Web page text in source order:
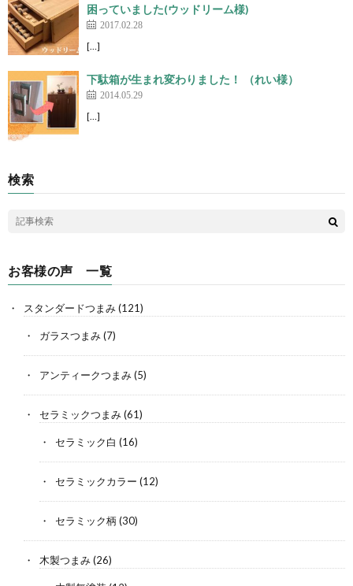
困っていました(ウッドリーム様)
2017.02.28
[…]
下駄箱が生まれ変わりました！ （れい様）
2014.05.29
[…]
検索
お客様の声 一覧
スタンダードつまみ(121)
ガラスつまみ(7)
アンティークつまみ(5)
セラミックつまみ(61)
セラミック白 (16)
セラミックカラー (12)
セラミック柄 (30)
木製つまみ(26)